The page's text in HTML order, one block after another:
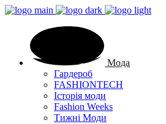
Мода
Гардероб
FASHIONTECH
Історія моди
Fashion Weeks
Тижні Моди